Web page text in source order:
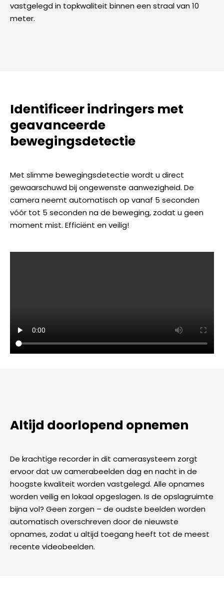
vastgelegd in topkwaliteit binnen een straal van 10
meter.
Identificeer indringers met
geavanceerde
bewegingsdetectie
Met slimme bewegingsdetectie wordt u direct
gewaarschuwd bij ongewenste aanwezigheid. De
camera neemt automatisch op vanaf 5 seconden
vóór tot 5 seconden na de beweging, zodat u geen
moment mist. Efficiënt en veilig!
Altijd doorlopend opnemen
De krachtige recorder in dit camerasysteem zorgt
ervoor dat uw camerabeelden dag en nacht in de
hoogste kwaliteit worden vastgelegd. Alle opnames
worden veilig en lokaal opgeslagen. Is de opslagruimte
bijna vol? Geen zorgen – de oudste beelden worden
automatisch overschreven door de nieuwste
opnames, zodat u altijd toegang heeft tot de meest
recente videobeelden.